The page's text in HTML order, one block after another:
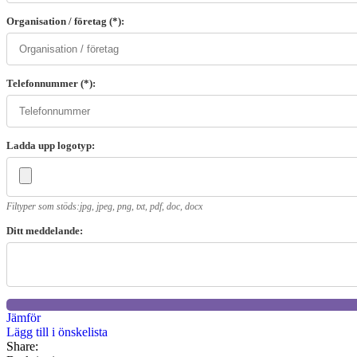
Organisation / företag (*):
Telefonnummer (*):
Ladda upp logotyp:
Filtyper som stöds:jpg, jpeg, png, txt, pdf, doc, docx
Ditt meddelande:
Jämför
Lägg till i önskelista
Share: